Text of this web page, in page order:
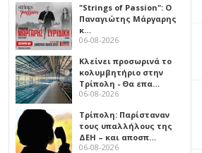
"Strings of Passion": Ο
Παναγιώτης Μάργαρης
κ…
06-08-2026
Κλείνει προσωρινά το
κολυμβητήριο στην
Τρίπολη - Θα επα…
06-08-2026
Τρίπολη: Παρίσταναν
τους υπαλλήλους της
ΔΕΗ – και αποσπ…
06-08-2026